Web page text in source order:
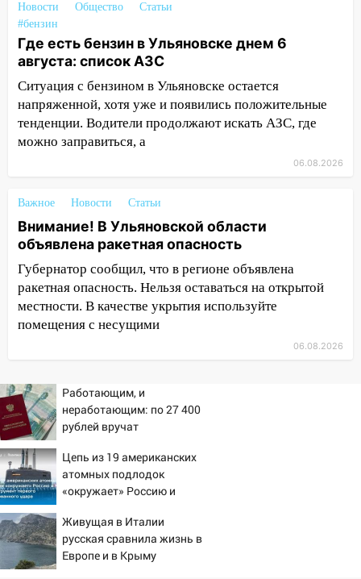
10:00
легковой автомобиль
09:39 В Ульяновске будут судить десять
наркодилеров, снабжавших две области
09:25
Вынесли приговор дебоширам,
избившим мужчину в трамвае
Ульяновская полиция получила
в России
07:02 Жара отступит: какой будет
погода в Ульяновске днем 5 августа
06:10 Двое мигрантов изнасиловали 13-
летнюю девочку в центре Ульяновска
06:00 Мертвеца выкопали, посадили в
мешок и попытались утопить в Волге
опасный день августа: что ждет каждый
знак 5 августа
04.08.2026
23:27
Прокуратура проверяет
капремонт школы в посёлке Налейка
22:33
Прокуратура проверяет
спортивные объекты в Старой Майне
21:01
Ульяновцев приглашают сдать
кровь: День донора пройдёт 6 августа
Новости Общество
Статьи
#бензин
Где есть бензин в Ульяновске днем 6
августа: список АЗС
Ситуация с бензином в Ульяновске остается
напряженной, хотя уже и появились положительные
тенденции. Водители продолжают искать АЗС, где
можно заправиться, а
06.08.2026
Важное Новости Статьи
Внимание! В Ульяновской области
объявлена ракетная опасность
Губернатор сообщил, что в регионе объявлена
ракетная опасность. Нельзя оставаться на открытой
местности. В качестве укрытия используйте
помещения с несущими
06.08.2026
Работающим, и
неработающим: по 27 400
рублей вручат
PrimaMedia.ru
Цепь из 19 американских
атомных подлодок
«окружает» Россию и
первого массированного
удара
Живущая в Италии
русская сравнила жизнь в
Европе и в Крыму